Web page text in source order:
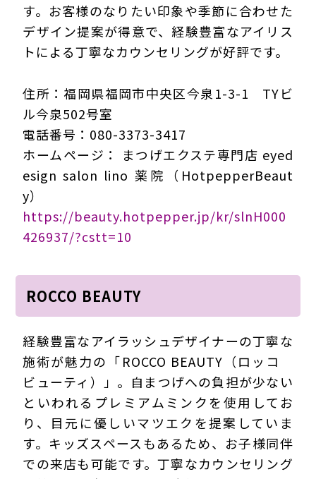
す。お客様のなりたい印象や季節に合わせた
デザイン提案が得意で、経験豊富なアイリス
トによる丁寧なカウンセリングが好評です。
住所：福岡県福岡市中央区今泉1-3-1 TYビ
ル今泉502号室
電話番号：080-3373-3417
ホームページ： まつげエクステ専門店 eyed
esign salon lino 薬院（HotpepperBeaut
y）
https://beauty.hotpepper.jp/kr/slnH000
426937/?cstt=10
ROCCO BEAUTY
経験豊富なアイラッシュデザイナーの丁寧な
施術が魅力の「ROCCO BEAUTY（ロッコ
ビューティ）」。自まつげへの負担が少ない
といわれるプレミアムミンクを使用してお
り、目元に優しいマツエクを提案していま
す。キッズスペースもあるため、お子様同伴
での来店も可能です。丁寧なカウンセリング